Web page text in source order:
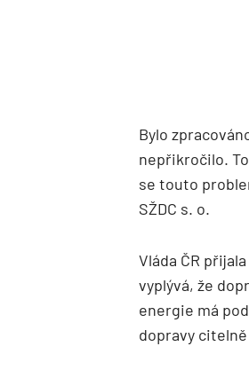
Bylo
nepřikročilo.
se touto
SŽDC s. o.
Vláda ČR
vyplývá, že
energie má
dopravy